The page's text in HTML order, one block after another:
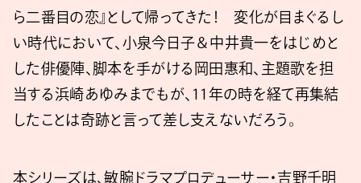
ら二番目の恋』として帰ってきた！ 変化が目まぐるし
い時代において、小泉今日子＆中井貴一をはじめと
した俳優陣、脚本を手がける岡田惠和、主題歌を担
当する浜崎あゆみまでもが、11年の時を経て再集結
したことは奇跡と言って差し支えないだろう。
本シリーズは、敏腕ドラマプロデューサー・吉野千明